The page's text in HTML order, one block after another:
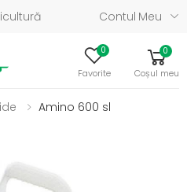
Contul Meu
menu
0
Favorite
0
Coșul meu
Amino 600 sl